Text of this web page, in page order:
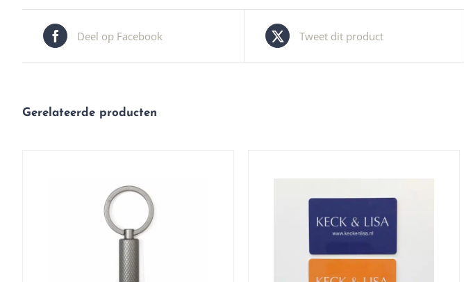
Deel op Facebook Tweet dit product
Gerelateerde producten